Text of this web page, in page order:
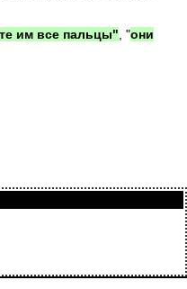
им все пальцы", "они